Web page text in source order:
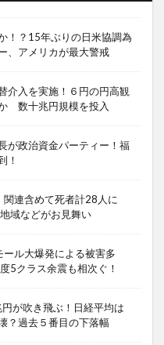
！？15年ぶりの日米協調為
、アメリカが最大警戒
介入を実施！６円の円高観
数十兆円規模を投入
が政治資金パーティー！福
！
関連含めて死者計28人に
域などがお見舞い
ール大爆発による被害多
5クラス余震も相次ぐ！
が吹き飛ぶ！日経平均は
？過去５番目の下落幅